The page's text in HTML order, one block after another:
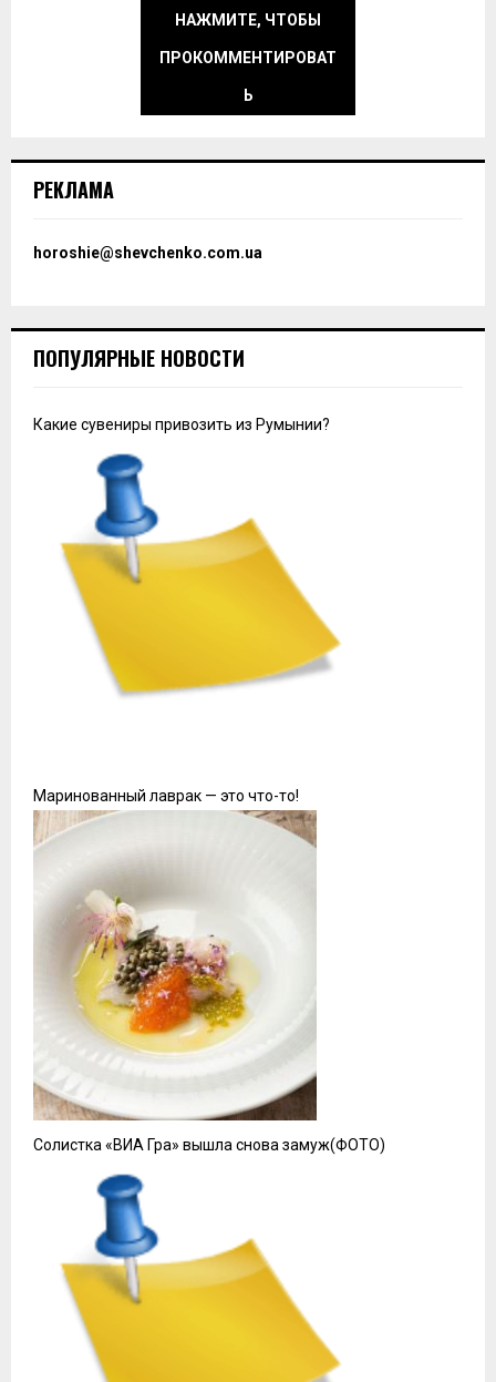
НАЖМИТЕ, ЧТОБЫ
ПРОКОММЕНТИРОВАТ
Ь
РЕКЛАМА
horoshie@shevchenko.com.ua
ПОПУЛЯРНЫЕ НОВОСТИ
Какие сувениры привозить из Румынии?
Маринованный лаврак — это что-то!
Солистка «ВИА Гра» вышла снова замуж(ФОТО)